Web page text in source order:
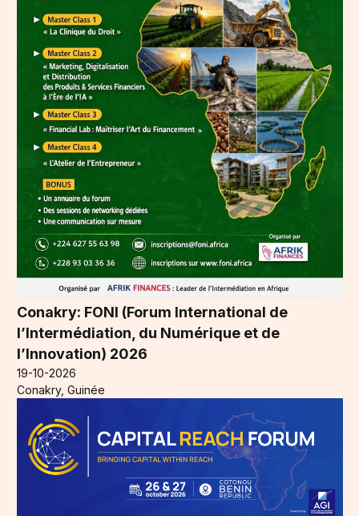
Conakry: FONI (Forum International de
l’Intermédiation, du Numérique et de
l’Innovation) 2026
19-10-2026
Conakry, Guinée